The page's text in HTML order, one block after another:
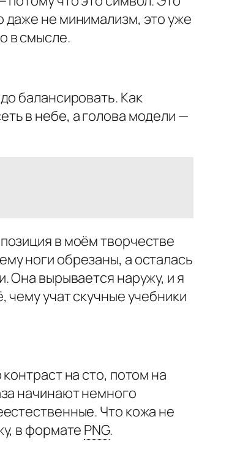
даже не минимализм, это уже
в смысле.
балансировать. Как
в небе, а голова модели —
в моём творчестве
ноги обрезаны, а осталась
Она вырывается наружу, и я
учат скучные учебники
на сто, потом на
начинают немного
Что кожа не
в формате PNG.